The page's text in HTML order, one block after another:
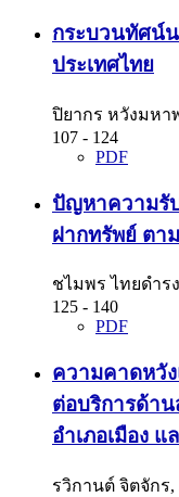
กระบวนทัศน์
ประเทศไทย
ปิยากร หวังมหา
107 - 124
PDF
ปัญหาความรั
ฝากทรัพย์ ตา
ชไมพร ไทยดำร
125 - 140
PDF
ความคาดหวั
ต่อบริการด้า
อำเภอเมือง
รวิกานต์ จิตจักร